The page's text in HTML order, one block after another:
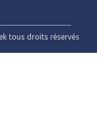
tous droits réservés